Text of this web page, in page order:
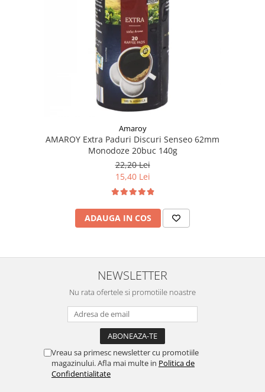
Amaroy
AMAROY Extra Paduri Discuri Senseo 62mm
Monodoze 20buc 140g
22,20 Lei
15,40 Lei
ADAUGA IN COS
NEWSLETTER
Nu rata ofertele si promotiile noastre
Vreau sa primesc newsletter cu promotiile
magazinului. Afla mai multe in Politica de
Confidentialitate